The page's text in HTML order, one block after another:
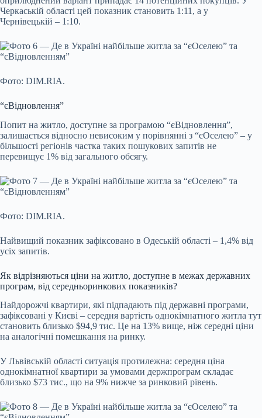
Черкаській області цей показник становить 1:11, а у
Чернівецькій – 1:10.
Фото: DIM.RIA.
“єВідновлення”
Попит на житло, доступне за програмою “єВідновлення”,
залишається відносно невисоким у порівнянні з “єОселею” – у
більшості регіонів частка таких пошукових запитів не
перевищує 1% від загального обсягу.
Фото: DIM.RIA.
Найвищий показник зафіксовано в Одеській області – 1,4% від
усіх запитів.
Як відрізняються ціни на житло, доступне в межах державних
програм, від середньоринкових показників?
Найдорожчі квартири, які підпадають під державні програми,
зафіксовані у Києві – середня вартість однокімнатного житла тут
становить близько $94,9 тис. Це на 13% вище, ніж середні ціни
на аналогічні помешкання на ринку.
У Львівській області ситуація протилежна: середня ціна
однокімнатної квартири за умовами держпрограм складає
близько $73 тис., що на 9% нижче за ринковий рівень.